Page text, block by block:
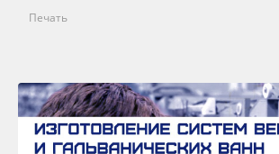
Печать